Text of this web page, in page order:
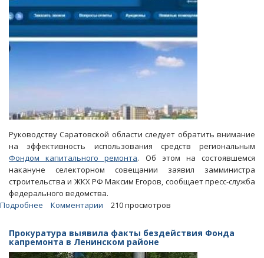
Руководству Саратовской области следует обратить внимание
на эффективность использования средств региональным
Фондом капитального ремонта. Об этом на состоявшемся
накануне селекторном совещании заявил замминистра
строительства и ЖКХ РФ Максим Егоров, сообщает пресс-служба
федерального ведомства.
Подробнее
капремонта
назван
Комментарии 210 просмотров
Прокуратура выявила факты бездействия Фонда
капремонта в Ленинском районе